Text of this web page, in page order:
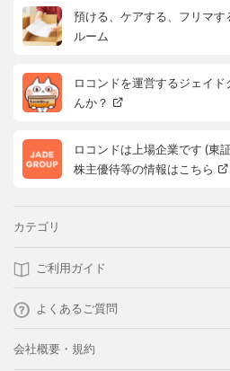
預ける、ケアする、フリマ
ルーム
ロコンドを運営するジェイ
んか？
ロコンドは上場企業です (東
株主優待等の情報はこちら
カテゴリ
ご利用ガイド
よくあるご質問
会社概要・規約